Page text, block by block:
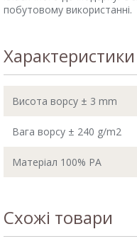
побутовому використанні.
Характеристики
Висота ворсу ± 3 mm
Вага ворсу ± 240 g/m2
Матеріал 100% PA
Схожі товари